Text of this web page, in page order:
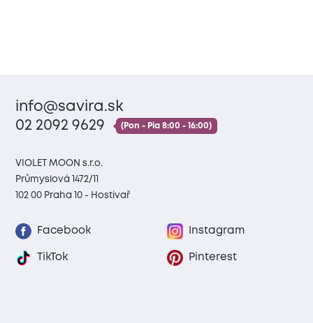
info@savira.sk
02 2092 9629
(Pon - Pia 8:00 - 16:00)
VIOLET MOON s.r.o.
Průmyslová 1472/11
102 00 Praha 10 - Hostivař
Facebook Instagram
TikTok Pinterest